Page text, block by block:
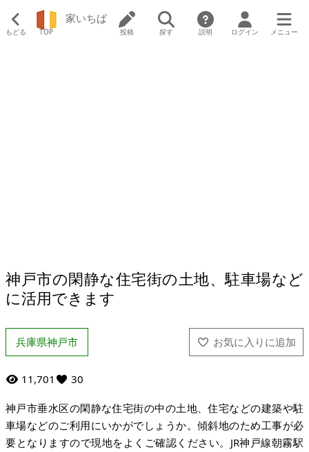
もどる TOP
家いちば
投稿 探す 説明 ログイン メニュー
神戸市の閑静な住宅街の土地、駐車場など
に活用できます
兵庫県神戸市
11,701 30
神戸市垂水区の閑静な住宅街の中の土地、住宅などの建築や駐
車場などのご利用にいかがでしょうか。傾斜地のため工事が必
要となりますので現地をよくご確認ください。JR神戸線朝霧駅